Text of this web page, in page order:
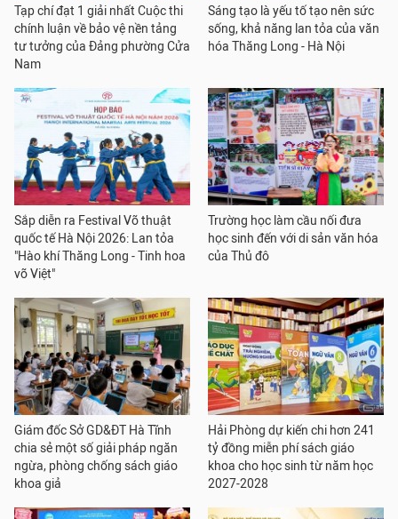
Tạp chí đạt 1 giải nhất Cuộc thi
chính luận về bảo vệ nền tảng
tư tưởng của Đảng phường Cửa
Nam
Sáng tạo là yếu tố tạo nên sức
sống, khả năng lan tỏa của văn
hóa Thăng Long - Hà Nội
Sắp diễn ra Festival Võ thuật
quốc tế Hà Nội 2026: Lan tỏa
"Hào khí Thăng Long - Tinh hoa
võ Việt"
Trường học làm cầu nối đưa
học sinh đến với di sản văn hóa
của Thủ đô
Giám đốc Sở GD&ĐT Hà Tĩnh
chia sẻ một số giải pháp ngăn
ngừa, phòng chống sách giáo
khoa giả
Hải Phòng dự kiến chi hơn 241
tỷ đồng miễn phí sách giáo
khoa cho học sinh từ năm học
2027-2028